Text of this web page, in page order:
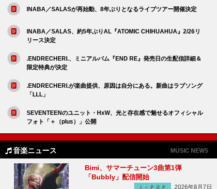
INABA／SALASが再始動、8年ぶりとなるライブツアー開催決定
INABA／SALAS、約5年ぶりAL『ATOMIC CHIHUAHUA』2/26リ
リース決定
.ENDRECHERI.、ミニアルバム『END RE』発売日の生配信詳細＆
限定特典が決定
.ENDRECHERI.が楽曲提供、原因は自分にある。新曲はラブソング
「LLL」
SEVENTEENのユニット・HxW、光と存在感で魅せるオフィシャル
フォト「＋（plus）」公開
音楽ニュース MUSIC NEWS
Bimi、サマーチューン3曲第1弾
「Bubbly」配信開始
Ｊ－ＰＯＰ 2026年8月7日